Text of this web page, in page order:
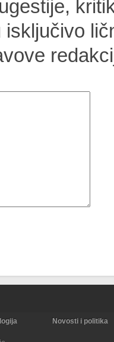
isključivo
Novosti i politika